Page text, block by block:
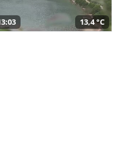
13,4 °C